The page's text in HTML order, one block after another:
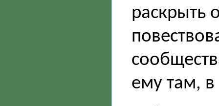
раскрыть
ему там, в